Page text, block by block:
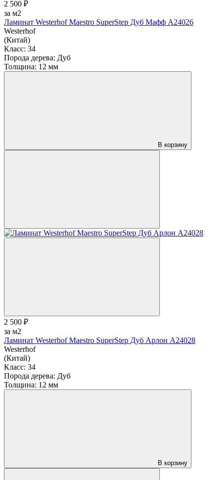
2 500 ₽
за м2
Ламинат Westerhof Maestro SuperStep Дуб Мафф A24026
Westerhof
(Китай)
Класс: 34
Порода дерева: Дуб
Толщина: 12 мм
В корзину
2 500 ₽
за м2
Ламинат Westerhof Maestro SuperStep Дуб Арлон A24028
Westerhof
(Китай)
Класс: 34
Порода дерева: Дуб
Толщина: 12 мм
В корзину